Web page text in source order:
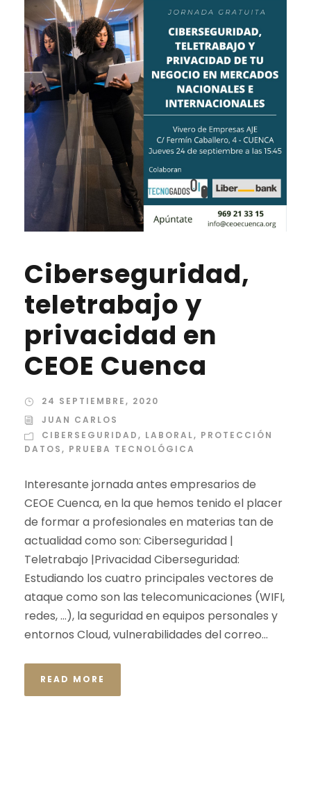
Ciberseguridad,
teletrabajo y
privacidad en
CEOE Cuenca
24 SEPTIEMBRE, 2020
JUAN CARLOS
CIBERSEGURIDAD, LABORAL, PROTECCIÓN
DATOS, PRUEBA TECNOLÓGICA
Interesante jornada antes empresarios de
CEOE Cuenca, en la que hemos tenido el placer
de formar a profesionales en materias tan de
actualidad como son: Ciberseguridad |
Teletrabajo |Privacidad Ciberseguridad:
Estudiando los cuatro principales vectores de
ataque como son las telecomunicaciones (WIFI,
redes, …), la seguridad en equipos personales y
entornos Cloud, vulnerabilidades del correo...
READ MORE